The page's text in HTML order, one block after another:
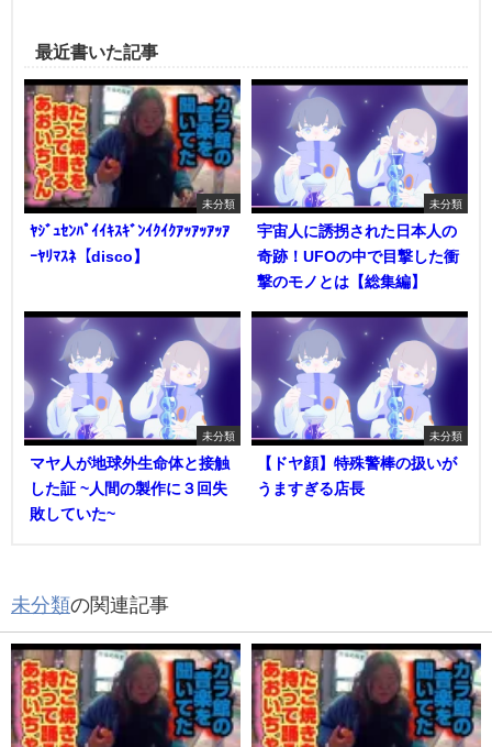
最近書いた記事
未分類
ﾔｼﾞｭｾﾝﾊﾟｲｲｷｽｷﾞﾝｲｸｲｸｱｯｱｯｱｯｱ
ｰﾔﾘﾏｽﾈ【disco】
未分類
宇宙人に誘拐された日本人の
奇跡！UFOの中で目撃した衝
撃のモノとは【総集編】
未分類
マヤ人が地球外生命体と接触
した証 ~人間の製作に３回失
敗していた~
未分類
【ドヤ顔】特殊警棒の扱いが
うますぎる店長
未分類の関連記事